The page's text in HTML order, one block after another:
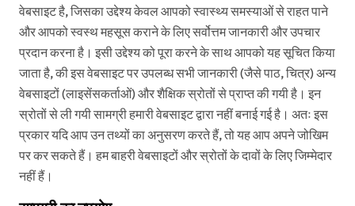
वेबसाइट है, जिसका उद्देश्य केवल आपको स्वास्थ्य समस्याओं से राहत पाने
और आपको स्वस्थ महसूस कराने के लिए सर्वोत्तम जानकारी और उपचार
प्रदान करना है। इसी उद्देश्य को पूरा करने के साथ आपको यह सूचित किया
जाता है, की इस वेबसाइट पर उपलब्ध सभी जानकारी (जैसे पाठ, चित्र) अन्य
वेबसाइटों (लाइसेंसकर्ताओं) और शैक्षिक स्रोतों से प्राप्त की गयी है। इन
स्रोतों से ली गयी सामग्री हमारी वेबसाइट द्वारा नहीं बनाई गई है। अतः इस
प्रकार यदि आप उन तथ्यों का अनुसरण करते हैं, तो यह आप अपने जोखिम
पर कर सकते हैं। हम बाहरी वेबसाइटों और स्रोतों के दावों के लिए जिम्मेदार
नहीं हैं।